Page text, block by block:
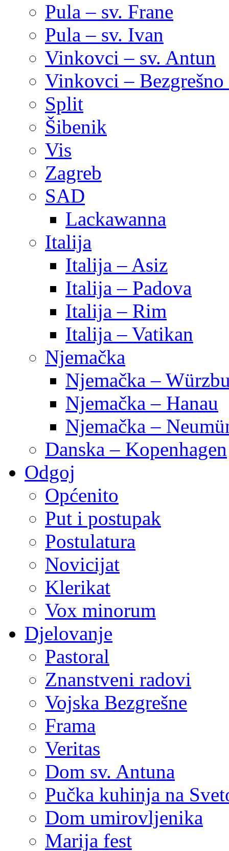
Pula – sv. Frane
Pula – sv. Ivan
Vinkovci – sv. Antun
Vinkovci –
Split
Šibenik
Vis
Zagreb
SAD
Lackawanna
Italija
Italija – Asiz
Italija – Padova
Italija – Rim
Italija – Vatikan
Njemačka
Njemačka –
Njemačka – Hanau
Njemačka –
Danska – Kopenhagen
Odgoj
Općenito
Put i postupak
Postulatura
Novicijat
Klerikat
Vox minorum
Djelovanje
Pastoral
Znanstveni radovi
Vojska Bezgrešne
Frama
Veritas
Dom sv. Antuna
Pučka kuhinja na
Dom umirovljenika
Marija fest